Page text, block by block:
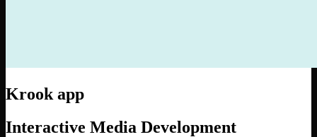
Krook app
Interactive Media Development